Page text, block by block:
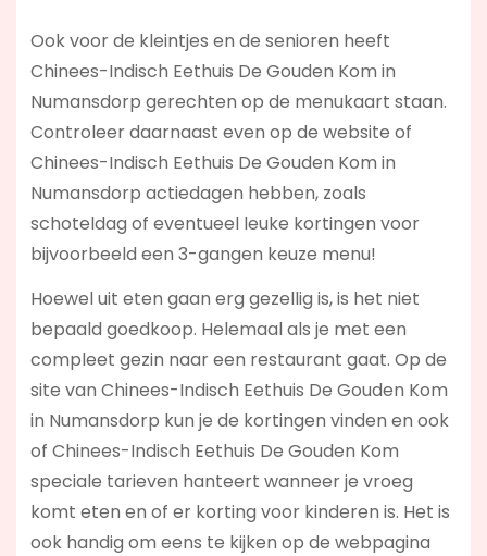
Ook voor de kleintjes en de senioren heeft
Chinees-Indisch Eethuis De Gouden Kom in
Numansdorp gerechten op de menukaart staan.
Controleer daarnaast even op de website of
Chinees-Indisch Eethuis De Gouden Kom in
Numansdorp actiedagen hebben, zoals
schoteldag of eventueel leuke kortingen voor
bijvoorbeeld een 3-gangen keuze menu!
Hoewel uit eten gaan erg gezellig is, is het niet
bepaald goedkoop. Helemaal als je met een
compleet gezin naar een restaurant gaat. Op de
site van Chinees-Indisch Eethuis De Gouden Kom
in Numansdorp kun je de kortingen vinden en ook
of Chinees-Indisch Eethuis De Gouden Kom
speciale tarieven hanteert wanneer je vroeg
komt eten en of er korting voor kinderen is. Het is
ook handig om eens te kijken op de webpagina